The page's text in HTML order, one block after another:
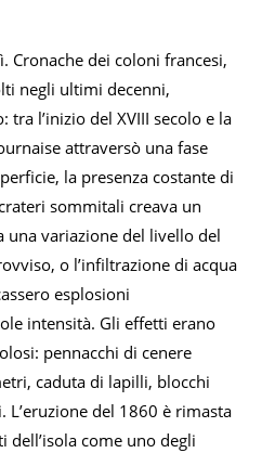
Cronache dei coloni francesi,
negli ultimi decenni,
l’inizio del XVIII secolo e la
attraversò una fase
la presenza costante di
sommitali creava un
variazione del livello del
o l’infiltrazione di acqua
esplosioni
intensità. Gli effetti erano
pennacchi di cenere
caduta di lapilli, blocchi
L’eruzione del 1860 è rimasta
come uno degli